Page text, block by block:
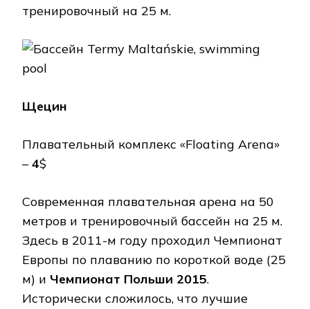
тренировочный на 25 м.
Щецин
Плавательный комплекс «Floating Arena»
– 4$
Современная плавательная арена на 50
метров и тренировочный бассейн на 25 м.
Здесь в 2011-м году проходил Чемпионат
Европы по плаванию по короткой воде (25
м) и Чемпионат Польши 2015.
Исторически сложилось, что лучшие